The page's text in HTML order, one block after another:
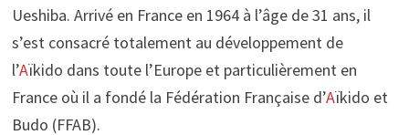
Ueshiba. Arrivé en France en 1964 à l’âge de 31 ans, il
s’est consacré totalement au développement de
l’Aïkido dans toute l’Europe et particulièrement en
France où il a fondé la Fédération Française d’Aïkido et
Budo (FFAB).